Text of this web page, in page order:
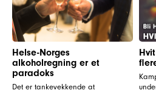
Helse-Norges
alkoholregning er et
paradoks
Det er tankevekkende at